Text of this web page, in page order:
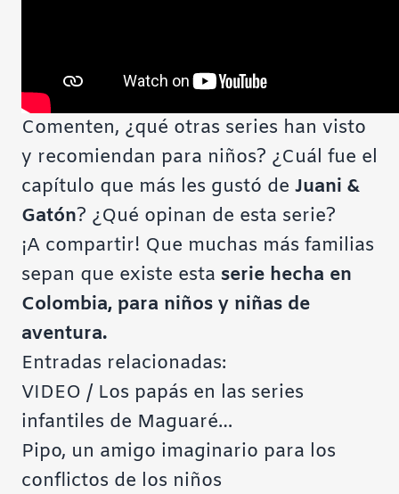
Comenten, ¿qué otras series han visto
y recomiendan para niños? ¿Cuál fue el
capítulo que más les gustó de Juani &
Gatón? ¿Qué opinan de esta serie?
¡A compartir! Que muchas más familias
sepan que existe esta serie hecha en
Colombia, para niños y niñas de
aventura.
Entradas relacionadas:
VIDEO / Los papás en las series
infantiles de Maguaré…
Pipo, un amigo imaginario para los
conflictos de los niños